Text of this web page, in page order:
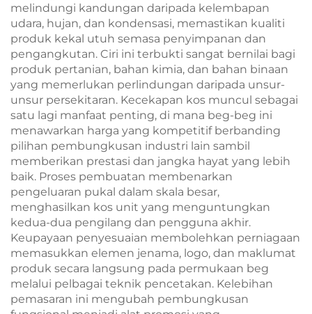
melindungi kandungan daripada kelembapan
udara, hujan, dan kondensasi, memastikan kualiti
produk kekal utuh semasa penyimpanan dan
pengangkutan. Ciri ini terbukti sangat bernilai bagi
produk pertanian, bahan kimia, dan bahan binaan
yang memerlukan perlindungan daripada unsur-
unsur persekitaran. Kecekapan kos muncul sebagai
satu lagi manfaat penting, di mana beg-beg ini
menawarkan harga yang kompetitif berbanding
pilihan pembungkusan industri lain sambil
memberikan prestasi dan jangka hayat yang lebih
baik. Proses pembuatan membenarkan
pengeluaran pukal dalam skala besar,
menghasilkan kos unit yang menguntungkan
kedua-dua pengilang dan pengguna akhir.
Keupayaan penyesuaian membolehkan perniagaan
memasukkan elemen jenama, logo, dan maklumat
produk secara langsung pada permukaan beg
melalui pelbagai teknik pencetakan. Kelebihan
pemasaran ini mengubah pembungkusan